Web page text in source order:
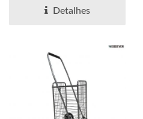
Detalhes